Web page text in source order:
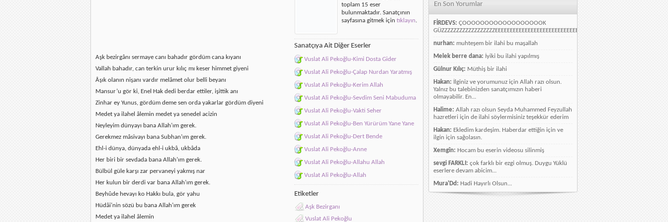
Aşk bezirgânı sermaye canı bahadır gördüm cana kıyanı
Vallah bahadır, can terkin urur kılıç mı keser himmet giyeni
Âşık olanın nişanı vardır melâmet olur belli beyanı
Mansur’u gör ki, Enel Hak dedi berdar ettiler, işittik anı
Zinhar ey Yunus, gördüm deme sen orda yakarlar gördüm diyeni
Medet ya ilahel âlemin medet ya senedel acizin
Neyleyim dünyayı bana Allah’ım gerek.
Gerekmez mâsivayı bana Subhan’ım gerek.
Ehl-i dünya, dünyada ehl-i ukbâ, ukbâda
Her biri bir sevdada bana Allah’ım gerek.
Bülbül güle karşı zar pervaneyi yakmış nar
Her kulun bir derdi var bana Allah’ım gerek.
Beyhûde hevayı ko Hakkı bula, gör yahu
Hüdâi’nin sözü bu bana Allah’ım gerek
Medet ya ilahel âlemin
toplam 15 eser
bulunmaktadır. Sanatçının
sayfasına gitmek için tıklayın.
Sanatçıya Ait Diğer Eserler
Vuslat Ali Pekoğlu-Kimi Dosta Gider
Vuslat Ali Pekoğlu-Çalap Nurdan Yaratmış
Vuslat Ali Pekoğlu-Kerim Allah
Vuslat Ali Pekoğlu-Sevdim Seni Mabuduma
Vuslat Ali Pekoğlu-Vakti Seher
Vuslat Ali Pekoğlu-Ben Yürürüm Yane Yane
Vuslat Ali Pekoğlu-Dert Bende
Vuslat Ali Pekoğlu-Anne
Vuslat Ali Pekoğlu-Allahu Allah
Vuslat Ali Pekoğlu-Allah
Etiketler
Aşk Bezirganı
Vuslat Ali Pekoğlu
En Son Yorumlar
FİRDEVS: ÇOOOOOOOOOOOOOOOOOOK
GÜZZZZZZZZZZZZZZZZZZEEEEEEEEEEEEEEEEEEEEEEEEEEEEELLLLLLLLLLLLLLLLLLLLLLLL
nurhan: muhteşem bir ilahi bu maşallah
Melek berre dana: İyiki bu ilahi yapılmış
Gülnur Kılıç: Müthiş bir ilahi
Hakan: İlginiz ve yorumunuz için Allah razı olsun.
Yalnız bu talebinizden sanatçımızın haberi
olmayabilir. En...
Halime: Allah razı olsun Seyda Muhammed Feyzullah
hazretleri için de ilahi söylermisiniz teşekkür ederim
Hakan: Ekledim kardeşim. Haberdar ettiğin için ve
ilgin için sağolasın.
Xemgîn: Hocam bu eserin videosu silinmiş
sevgi FARKLI: çok farklı bir ezgi olmuş. Duygu Yüklü
eserlere devam abicim...
Mura'Dd: Hadi Hayırlı Olsun...